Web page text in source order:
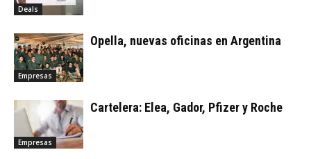
Deals
Empresas
Opella, nuevas oficinas en Argentina
Empresas
Cartelera: Elea, Gador, Pfizer y Roche